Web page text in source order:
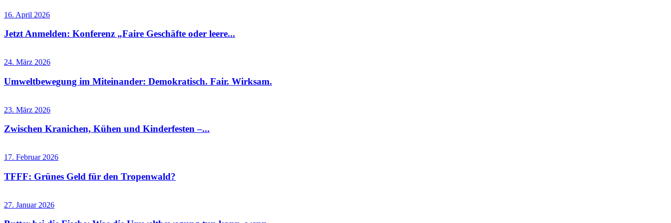
16. April 2026
Jetzt Anmelden: Konferenz „Faire Geschäfte oder leere...
24. März 2026
Umweltbewegung im Miteinander: Demokratisch. Fair. Wirksam.
23. März 2026
Zwischen Kranichen, Kühen und Kinderfesten –...
17. Februar 2026
TFFF: Grünes Geld für den Tropenwald?
27. Januar 2026